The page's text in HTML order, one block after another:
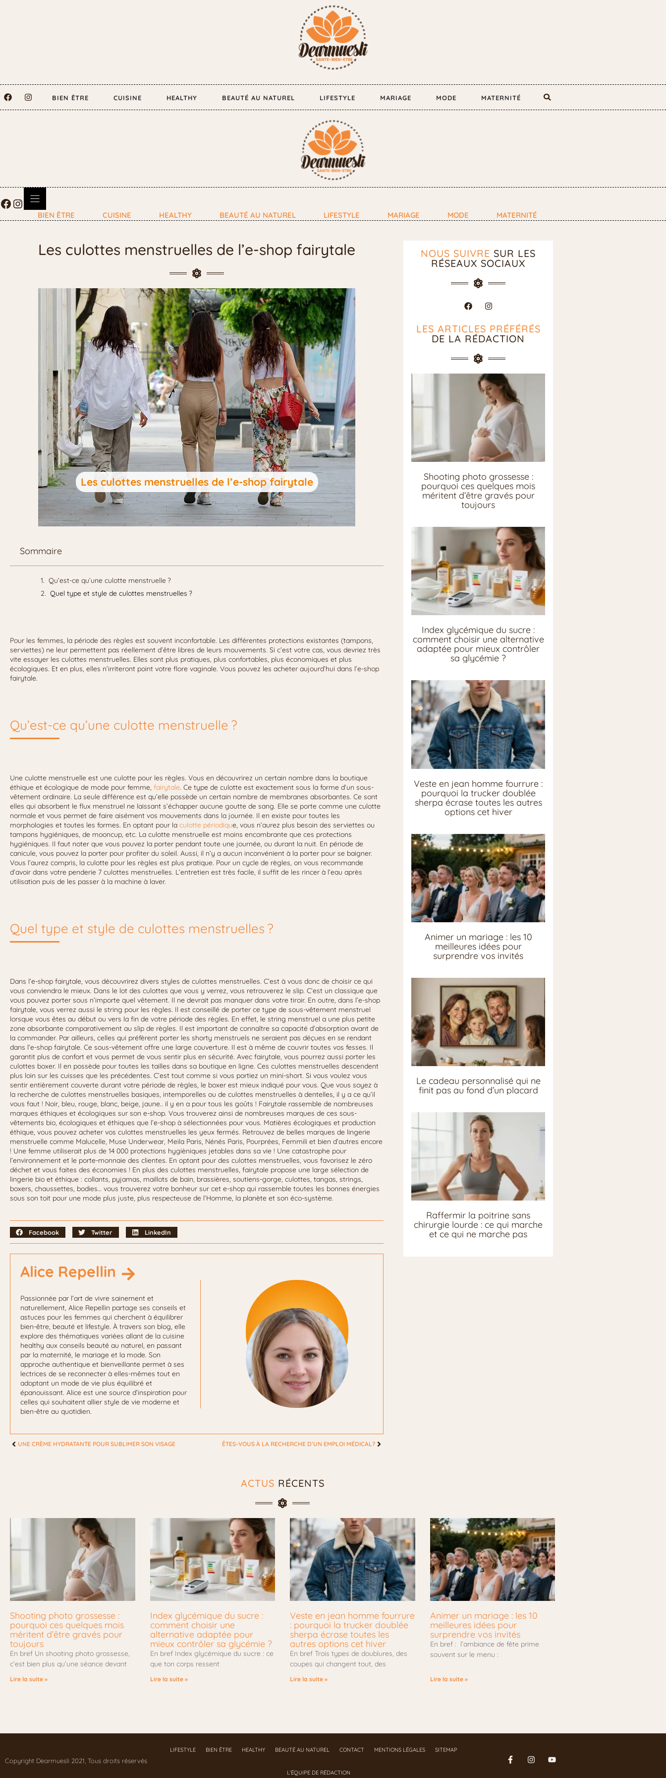
BIEN ÊTRE CUISINE HEALTHY BEAUTÉ AU NATUREL LIFESTYLE MARIAGE MODE MATERNITÉ
BIEN ÊTRE CUISINE HEALTHY BEAUTÉ AU NATUREL LIFESTYLE MARIAGE MODE MATERNITÉ
Les culottes menstruelles de l’e-shop fairytale
Les culottes menstruelles de l’e-shop fairytale
Sommaire
Qu’est-ce qu’une culotte menstruelle ?
Quel type et style de culottes menstruelles ?
Pour les femmes, la période des règles est souvent inconfortable. Les différentes protections existantes (tampons,
serviettes) ne leur permettent pas réellement d’être libres de leurs mouvements. Si c’est votre cas, vous devriez très
vite essayer les culottes menstruelles. Elles sont plus pratiques, plus confortables, plus économiques et plus
écologiques. Et en plus, elles n’irriteront point votre flore vaginale. Vous pouvez les acheter aujourd’hui dans l’e-shop
fairytale.
Qu’est-ce qu’une culotte menstruelle ?
Une culotte menstruelle est une culotte pour les règles. Vous en découvrirez un certain nombre dans la boutique
éthique et écologique de mode pour femme, fairytale. Ce type de culotte est exactement sous la forme d’un sous-
vêtement ordinaire. La seule différence est qu’elle possède un certain nombre de membranes absorbantes. Ce sont
elles qui absorbent le flux menstruel ne laissant s’échapper aucune goutte de sang. Elle se porte comme une culotte
normale et vous permet de faire aisément vos mouvements dans la journée. Il en existe pour toutes les
morphologies et toutes les formes. En optant pour la culotte périodique, vous n’aurez plus besoin des serviettes ou
tampons hygiéniques, de mooncup, etc. La culotte menstruelle est moins encombrante que ces protections
hygiéniques. Il faut noter que vous pouvez la porter pendant toute une journée, ou durant la nuit. En période de
canicule, vous pouvez la porter pour profiter du soleil. Aussi, il n’y a aucun inconvénient à la porter pour se baigner.
Vous l’aurez compris, la culotte pour les règles est plus pratique. Pour un cycle de règles, on vous recommande
d’avoir dans votre penderie 7 culottes menstruelles. L’entretien est très facile, il suffit de les rincer à l’eau après
utilisation puis de les passer à la machine à laver.
Quel type et style de culottes menstruelles ?
Dans l’e-shop fairytale, vous découvrirez divers styles de culottes menstruelles. C’est à vous donc de choisir ce qui
vous conviendra le mieux. Dans le lot des culottes que vous y verrez, vous retrouverez le slip. C’est un classique que
vous pouvez porter sous n’importe quel vêtement. Il ne devrait pas manquer dans votre tiroir. En outre, dans l’e-shop
fairytale, vous verrez aussi le string pour les règles. Il est conseillé de porter ce type de sous-vêtement menstruel
lorsque vous êtes au début ou vers la fin de votre période des règles. En effet, le string menstruel a une plus petite
zone absorbante comparativement au slip de règles. Il est important de connaître sa capacité d’absorption avant de
la commander. Par ailleurs, celles qui préfèrent porter les shorty menstruels ne seraient pas déçues en se rendant
dans l’e-shop fairytale. Ce sous-vêtement offre une large couverture. Il est à même de couvrir toutes vos fesses. Il
garantit plus de confort et vous permet de vous sentir plus en sécurité. Avec fairytale, vous pourrez aussi porter les
culottes boxer. Il en possède pour toutes les tailles dans sa boutique en ligne. Ces culottes menstruelles descendent
plus loin sur les cuisses que les précédentes. C’est tout comme si vous portiez un mini-short. Si vous voulez vous
sentir entièrement couverte durant votre période de règles, le boxer est mieux indiqué pour vous. Que vous soyez à
la recherche de culottes menstruelles basiques, intemporelles ou de culottes menstruelles à dentelles, il y a ce qu’il
vous faut ! Noir, bleu, rouge, blanc, beige, jaune.. il y en a pour tous les goûts ! Fairytale rassemble de nombreuses
marques éthiques et écologiques sur son e-shop. Vous trouverez ainsi de nombreuses marques de ces sous-
vêtements bio, écologiques et éthiques que l’e-shop à sélectionnées pour vous. Matières écologiques et production
éthique, vous pouvez acheter vos culottes menstruelles les yeux fermés. Retrouvez de belles marques de lingerie
menstruelle comme Malucelle, Muse Underwear, Meila Paris, Nénés Paris, Pourprées, Femmili et bien d’autres encore
! Une femme utiliserait plus de 14 000 protections hygièniques jetables dans sa vie ! Une catastrophe pour
l’environnement et le porte-monnaie des clientes. En optant pour des culottes menstruelles, vous favorisez le zéro
déchet et vous faites des économies ! En plus des culottes menstruelles, fairytale propose une large sélection de
lingerie bio et éthique : collants, pyjamas, maillots de bain, brassières, soutiens-gorge, culottes, tangas, strings,
boxers, chaussettes, bodies… vous trouverez votre bonheur sur cet e-shop qui rassemble toutes les bonnes énergies
sous son toit pour une mode plus juste, plus respecteuse de l’Homme, la planète et son éco-système.
Facebook Twitter LinkedIn
Alice Repellin
Passionnée par l’art de vivre sainement et
naturellement, Alice Repellin partage ses conseils et
astuces pour les femmes qui cherchent à équilibrer
bien-être, beauté et lifestyle. À travers son blog, elle
explore des thématiques variées allant de la cuisine
healthy aux conseils beauté au naturel, en passant
par la maternité, le mariage et la mode. Son
approche authentique et bienveillante permet à ses
lectrices de se reconnecter à elles-mêmes tout en
adoptant un mode de vie plus équilibré et
épanouissant. Alice est une source d’inspiration pour
celles qui souhaitent allier style de vie moderne et
bien-être au quotidien.
UNE CRÈME HYDRATANTE POUR SUBLIMER SON VISAGE ÊTES-VOUS À LA RECHERCHE D’UN EMPLOI MÉDICAL?
NOUS SUIVRE SUR LES
RÉSEAUX SOCIAUX
LES ARTICLES PRÉFÉRÉS
DE LA RÉDACTION
Shooting photo grossesse :
pourquoi ces quelques mois
méritent d’être gravés pour
toujours
Index glycémique du sucre :
comment choisir une alternative
adaptée pour mieux contrôler
sa glycémie ?
Veste en jean homme fourrure :
pourquoi la trucker doublée
sherpa écrase toutes les autres
options cet hiver
Animer un mariage : les 10
meilleures idées pour
surprendre vos invités
Le cadeau personnalisé qui ne
finit pas au fond d’un placard
Raffermir la poitrine sans
chirurgie lourde : ce qui marche
et ce qui ne marche pas
ACTUS RÉCENTS
Shooting photo grossesse :
pourquoi ces quelques mois
méritent d’être gravés pour
toujours
En bref Un shooting photo grossesse,
c’est bien plus qu’une séance devant
Lire la suite »
Index glycémique du sucre :
comment choisir une
alternative adaptée pour
mieux contrôler sa glycémie ?
En bref Index glycémique du sucre : ce
que ton corps ressent
Lire la suite »
Veste en jean homme fourrure
: pourquoi la trucker doublée
sherpa écrase toutes les
autres options cet hiver
En bref Trois types de doublures, des
coupes qui changent tout, des
Lire la suite »
Animer un mariage : les 10
meilleures idées pour
surprendre vos invités
En bref : l’ambiance de fête prime
souvent sur le menu :
Lire la suite »
Copyright Dearmuesli 2021, Tous droits réservés
LIFESTYLE BIEN ÊTRE HEALTHY BEAUTÉ AU NATUREL CONTACT MENTIONS LÉGALES SITEMAP
L’ÉQUIPE DE RÉDACTION